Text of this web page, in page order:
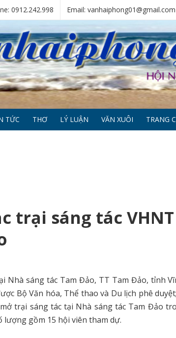
0912.242.998 Email: vanhaiphong01@gmail.com
TỨC THƠ LÝ LUẬN VĂN XUÔI TRANG
trại sáng tác
Nhà sáng tác Tam Đảo, TT Tam Đảo, tỉnh
Bộ Văn hóa, Thể thao và Du lịch phê
trại sáng tác tại Nhà sáng tác Tam Đảo
lượng gồm 15 hội viên tham dự.